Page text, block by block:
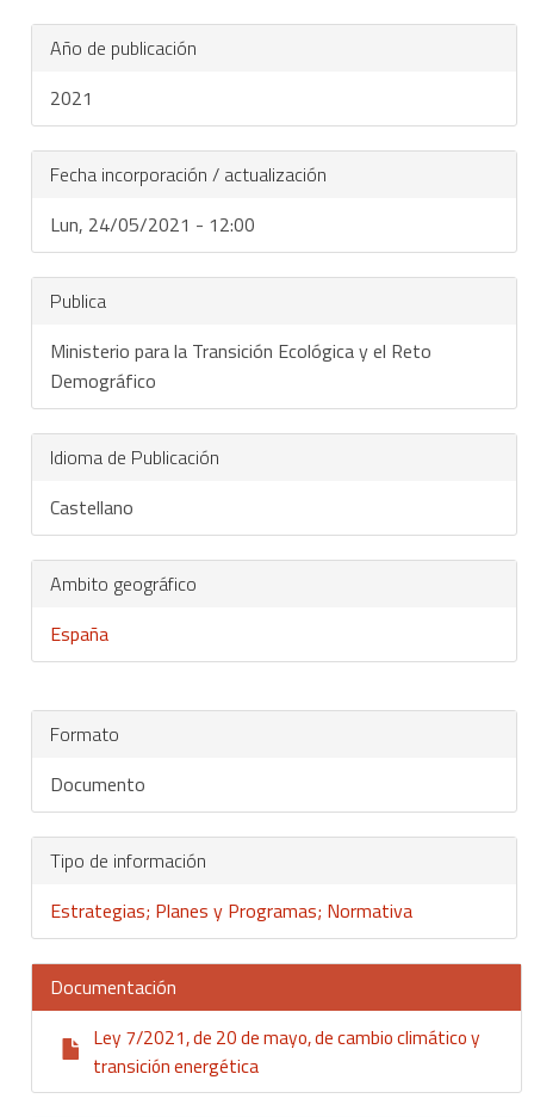
Año de publicación
2021
Fecha incorporación / actualización
Lun, 24/05/2021 - 12:00
Publica
Ministerio para la Transición Ecológica y el Reto
Demográfico
Idioma de Publicación
Castellano
Ambito geográfico
España
Formato
Documento
Tipo de información
Estrategias; Planes y Programas; Normativa
Documentación
Ley 7/2021, de 20 de mayo, de cambio climático y
transición energética